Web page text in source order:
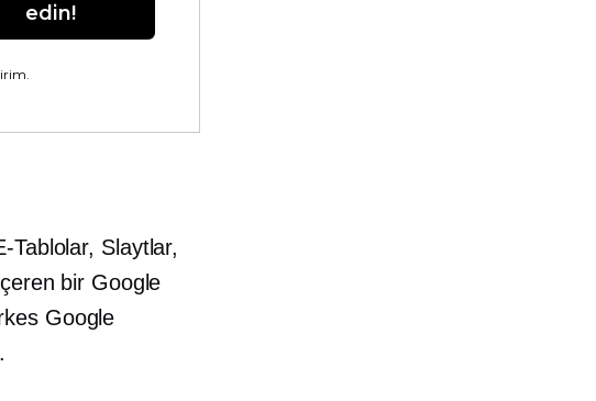
edin!
Tablolar, Slaytlar,
bir Google
Google